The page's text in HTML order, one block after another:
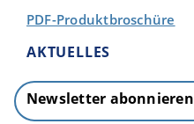
PDF-Produktbroschüre
AKTUELLES
Newsletter abonnieren